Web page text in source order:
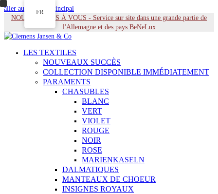
aller au contenu principal
NOUS VENONS À VOUS - Service sur site dans une grande partie de
l'Allemagne et des pays BeNeLux
LES TEXTILES
NOUVEAUX SUCCÈS
COLLECTION DISPONIBLE IMMÉDIATEMENT
PARAMENTS
CHASUBLES
BLANC
VERT
VIOLET
ROUGE
NOIR
ROSE
MARIENKASELN
DALMATIQUES
MANTEAUX DE CHOEUR
INSIGNES ROYAUX
FR